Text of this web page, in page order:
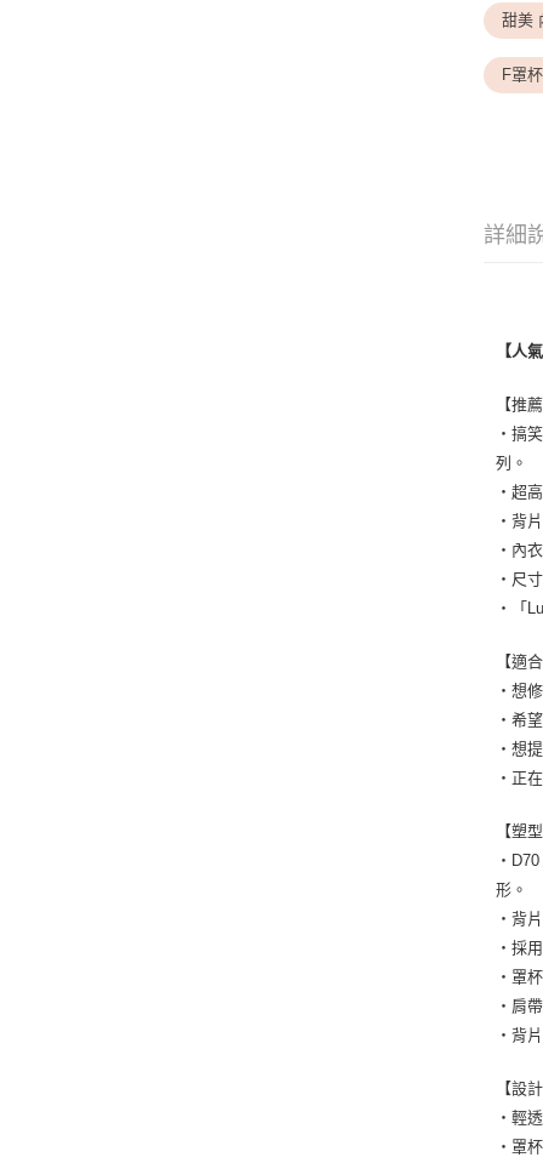
甜美
F罩
詳細
【人
【推
・搞
列。
・超
・背
・內
・尺
・「
【適
・想
・希
・想
・正
【塑
・
形。
・背
・採
・罩
・肩
・背
【設
・輕
・罩